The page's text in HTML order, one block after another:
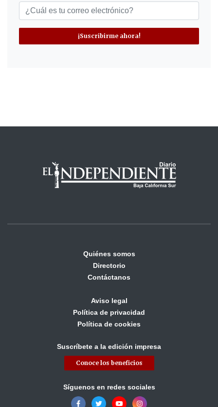
¡Suscribirme ahora!
Quiénes somos
Directorio
Contáctanos
Aviso legal
Política de privacidad
Política de cookies
Suscríbete a la edición impresa
Conoce los beneficios
Síguenos en redes sociales